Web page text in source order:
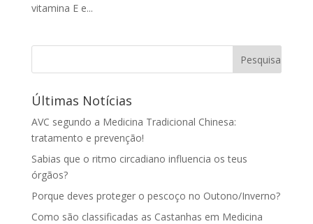
vitamina E e...
Últimas Notícias
AVC segundo a Medicina Tradicional Chinesa:
tratamento e prevenção!
Sabias que o ritmo circadiano influencia os teus
órgãos?
Porque deves proteger o pescoço no Outono/Inverno?
Como são classificadas as Castanhas em Medicina